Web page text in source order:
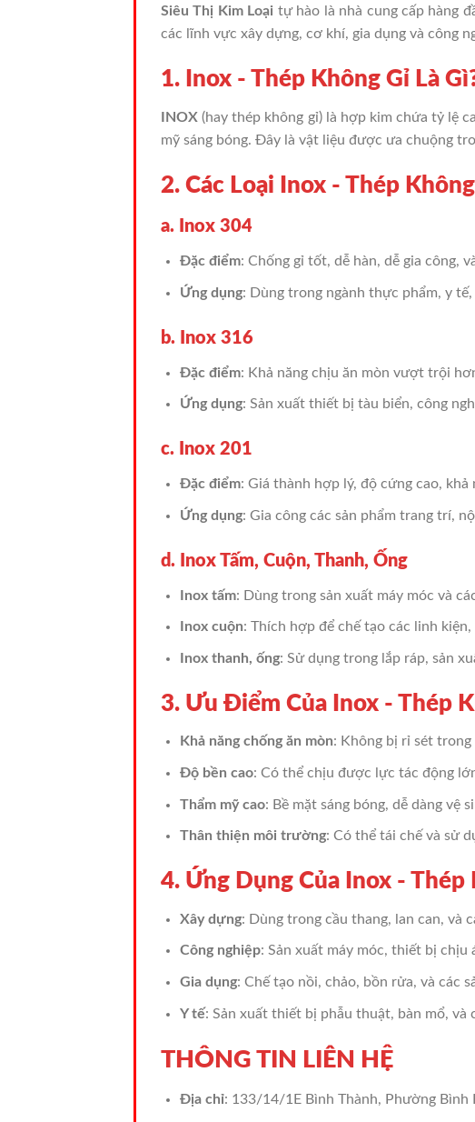
Siêu Thị Kim Loại tự hào là nhà cung cấp hàng
các lĩnh vực xây dựng, cơ khí, gia dụng và công
1. Inox - Thép Không Gỉ Là
INOX (hay thép không gỉ) là hợp kim chứa tỷ lệ
mỹ sáng bóng. Đây là vật liệu được ưa chuộng
2. Các Loại Inox - Thép
a. Inox 304
Đặc điểm: Chống gỉ tốt, dễ hàn, dễ gia công,
Ứng dụng: Dùng trong ngành thực phẩm, y
b. Inox 316
Đặc điểm: Khả năng chịu ăn mòn vượt trội
Ứng dụng: Sản xuất thiết bị tàu biển, công
c. Inox 201
Đặc điểm: Giá thành hợp lý, độ cứng cao,
Ứng dụng: Gia công các sản phẩm trang trí,
d. Inox Tấm, Cuộn, Thanh, Ống
Inox tấm: Dùng trong sản xuất máy móc và
Inox cuộn: Thích hợp để chế tạo các linh kiện,
Inox thanh, ống: Sử dụng trong lắp ráp, sản
3. Ưu Điểm Của Inox - Thép
Khả năng chống ăn mòn: Không bị rỉ sét
Độ bền cao: Có thể chịu được lực tác động
Thẩm mỹ cao: Bề mặt sáng bóng, dễ dàng vệ
Thân thiện môi trường: Có thể tái chế và sử
4. Ứng Dụng Của Inox - Thép
Xây dựng: Dùng trong cầu thang, lan can, và
Công nghiệp: Sản xuất máy móc, thiết bị chịu
Gia dụng: Chế tạo nồi, chảo, bồn rửa, và các
Y tế: Sản xuất thiết bị phẫu thuật, bàn mổ, và
THÔNG TIN LIÊN HỆ
Địa chỉ: 133/14/1E Bình Thành, Phường Bình